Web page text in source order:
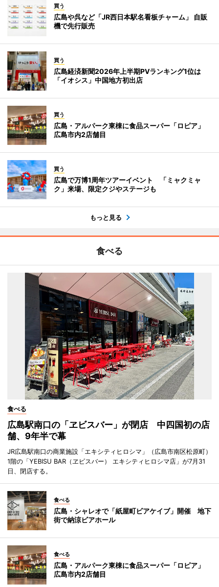
買う
広島や呉など「JR西日本駅名看板チャーム」 自販
機で先行販売
買う
広島経済新聞2026年上半期PVランキング1位は
「イオシス」中国地方初出店
買う
広島・アルパーク東棟に食品スーパー「ロピア」
広島市内2店舗目
買う
広島で万博1周年ツアーイベント 「ミャクミャ
ク」来場、限定クジやステージも
もっと見る
食べる
食べる
広島駅南口の「ヱビスバー」が閉店 中四国初の店
舗、9年半で幕
JR広島駅南口の商業施設「エキシティヒロシマ」（広島市南区松原町）
1階の「YEBISU BAR（ヱビスバー） エキシティヒロシマ店」が7月31
日、閉店する。
食べる
広島・シャレオで「紙屋町ビアケイブ」開催 地下
街で納涼ビアホール
食べる
広島・アルパーク東棟に食品スーパー「ロピア」
広島市内2店舗目